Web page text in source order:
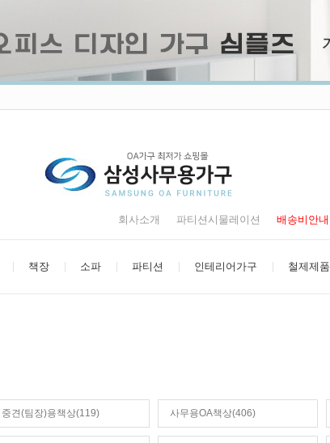
회사소개 파티션시물레이션 배송비안내
책장 소파 파티션 인테리어가구 철제제품
중견(팀장)용책상(119) 사무용OA책상(406)